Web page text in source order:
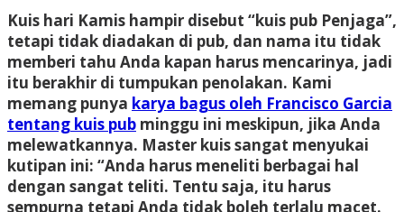
Kuis hari Kamis hampir disebut “kuis pub Penjaga”,
tetapi tidak diadakan di pub, dan nama itu tidak
memberi tahu Anda kapan harus mencarinya, jadi
itu berakhir di tumpukan penolakan. Kami
memang punya karya bagus oleh Francisco Garcia
tentang kuis pub minggu ini meskipun, jika Anda
melewatkannya. Master kuis sangat menyukai
kutipan ini: “Anda harus meneliti berbagai hal
dengan sangat teliti. Tentu saja, itu harus
sempurna tetapi Anda tidak boleh terlalu macet.